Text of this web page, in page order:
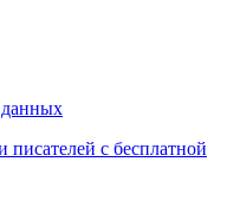
с бесплатной